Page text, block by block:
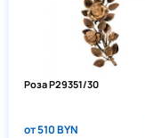
Роза P29351/30
от 510 BYN